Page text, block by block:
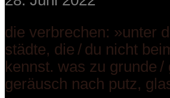
die verbrechen: »unter
städte, die / du nicht
kennst. was zu grunde /
geräusch nach putz,